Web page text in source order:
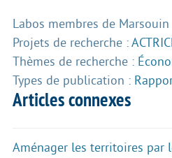
Labos membres de Marsouin
Projets de recherche :
Thèmes de recherche :
Types de publication :
Articles connexes
Aménager les territoires par